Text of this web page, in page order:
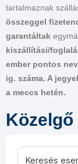
tartalmaznak
összeggel
garantáltak
kiszállítási/
ember pontos
ig. száma. A
a meccs hetén.